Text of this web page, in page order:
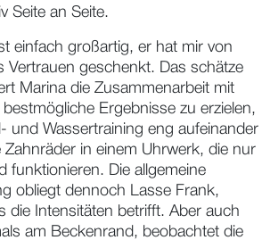
Seite an Seite.
einfach großartig, er hat mir von
Vertrauen geschenkt. Das schätze
Marina die Zusammenarbeit mit
bestmögliche Ergebnisse zu erzielen,
und Wassertraining eng aufeinander
Zahnräder in einem Uhrwerk, die nur
funktionieren. Die allgemeine
obliegt dennoch Lasse Frank,
die Intensitäten betrifft. Aber auch
am Beckenrand, beobachtet die